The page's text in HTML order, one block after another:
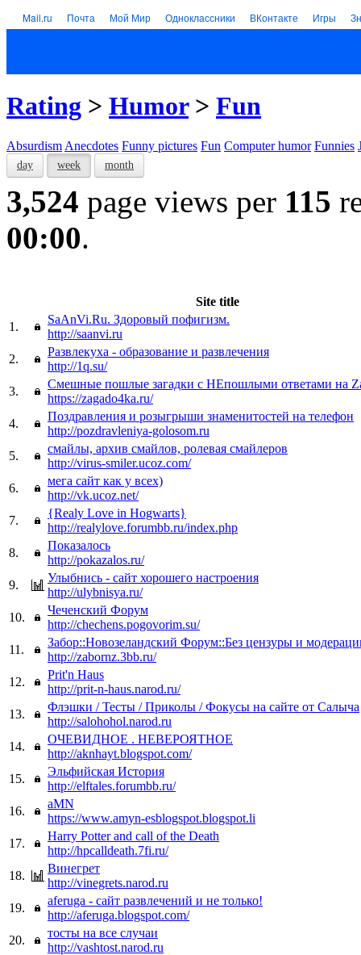
Mail.ru Почта Мой Мир Одноклассники ВКонтакте Игры
Rating > Humor> Fun
Absurdism Anecdotes Funny pictures Fun Computer humor Funnies
day week month
3,524 page views per 115
00:00.
Site title
1.
SaAnVi.Ru. Здоровый пофигизм.
http://saanvi.ru
2.
Развлекуха - образование и развлечения
http://1q.su/
3.
Смешные пошлые загадки c НЕпошлыми ответами на
https://zagado4ka.ru/
4.
Поздравления и розыгрыши знаменитостей на телефон
http://pozdravleniya-golosom.ru
5.
смайлы, архив смайлов, ролевая смайлеров
http://virus-smiler.ucoz.com/
6.
мега сайт как у всех)
http://vk.ucoz.net/
7.
{Realy Love in Hogwarts}
http://realylove.forumbb.ru/index.php
8.
Показалось
http://pokazalos.ru/
9.
Улыбнись - сайт хорошего настроения
http://ulybnisya.ru/
10.
Чеченский Форум
http://chechens.pogovorim.su/
11.
Забор::Новозеландский Форум::Без цензуры и
http://zabornz.3bb.ru/
12.
Prit'n Haus
http://prit-n-haus.narod.ru/
13.
Флэшки / Тесты / Приколы / Фокусы на сайте от Салыча
http://salohohol.narod.ru
14.
ОЧЕВИДНОЕ . НЕВЕРОЯТНОЕ
http://aknhayt.blogspot.com/
15.
Эльфийская История
http://elftales.forumbb.ru/
16.
aMN
https://www.amyn-esblogspot.blogspot.li
17.
Harry Potter and call of the Death
http://hpcalldeath.7fi.ru/
18.
Винегрет
http://vinegrets.narod.ru
19.
aferuga - сайт развлечений и не только!
http://aferuga.blogspot.com/
20.
тосты на все случаи
http://vashtost.narod.ru